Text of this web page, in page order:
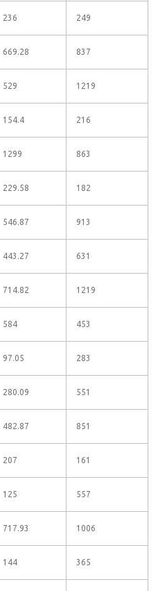
236 249
669.28 837
529 1219
154.4 216
1299 863
229.58 182
546.87 913
443.27 631
714.82 1219
584 453
97.05 283
280.09 551
482.87 851
207 161
125 557
717.93 1006
144 365